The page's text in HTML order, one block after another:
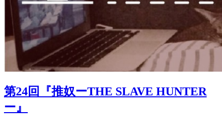
第24回『推奴ーTHE SLAVE HUNTER
ー』